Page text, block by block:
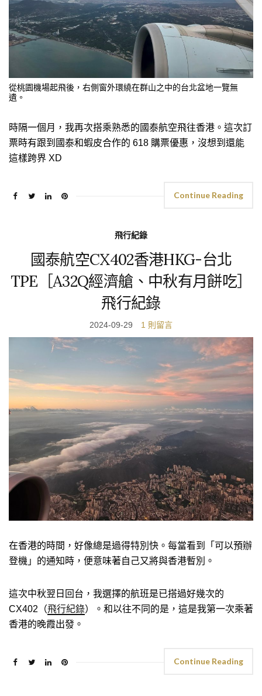
從桃園機場起飛後，右側窗外環繞在群山之中的台北盆地一覽無
遺。
時隔一個月，我再次搭乘熟悉的國泰航空飛往香港。這次訂
票時有跟到國泰和蝦皮合作的 618 購票優惠，沒想到還能
這樣跨界 XD
Continue Reading
飛行紀錄
國泰航空CX402香港HKG-台北
TPE［A32Q經濟艙、中秋有月餅吃］
飛行紀錄
2024-09-29 1 則留言
在香港的時間，好像總是過得特別快。每當看到「可以預辦
登機」的通知時，便意味著自己又將與香港暫別。
這次中秋翌日回台，我選擇的航班是已搭過好幾次的
CX402（飛行紀錄）。和以往不同的是，這是我第一次乘著
香港的晚霞出發。
Continue Reading